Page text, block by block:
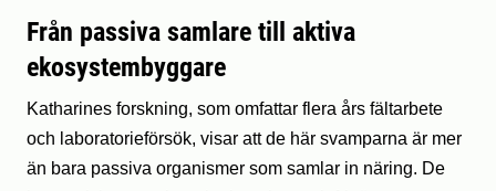
Från passiva samlare till aktiva
ekosystembyggare
Katharines forskning, som omfattar flera års fältarbete
och laboratorieförsök, visar att de här svamparna är mer
än bara passiva organismer som samlar in näring. De